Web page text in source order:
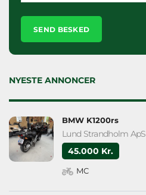
Please
leave
empty.
NYESTE ANNONCER
BMW K1200rs
Lund Strandholm ApS
45.000 Kr.
MC